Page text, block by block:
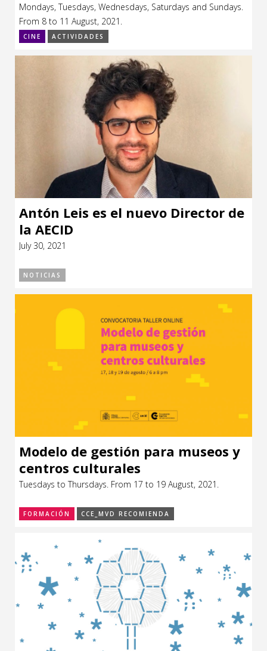
Mondays, Tuesdays, Wednesdays, Saturdays and Sundays.
From 8 to 11 August, 2021.
CINE ACTIVIDADES
Antón Leis es el nuevo Director de
la AECID
July 30, 2021
NOTICIAS
Modelo de gestión para museos y
centros culturales
Tuesdays to Thursdays. From 17 to 19 August, 2021.
FORMACIÓN CCE_MVD RECOMIENDA